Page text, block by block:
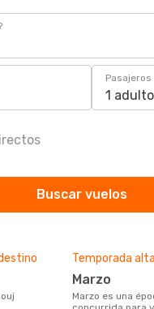
Pasajeros
1 adulto
Buscar vuelos
Temporada alta
marzo
marzo es una época muy